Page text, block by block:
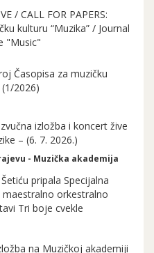
/ CALL FOR PAPERS:
kulturu “Muzika” / Journal
"Music"
Časopisa za muzičku
2026)
izložba i koncert žive
– (6. 7. 2026.)
- Muzička akademija
pripala Specijalna
maestralno orkestralno
Tri boje cvekle
na Muzičkoj akademiji